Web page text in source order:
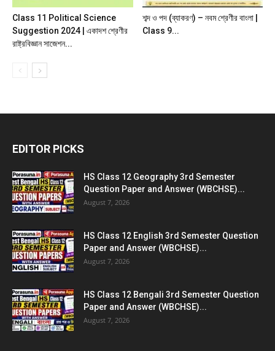
Class 11 Political Science
Suggestion 2024 | একাদশ শ্রেণীর
রাষ্ট্রবিজ্ঞান সাজেশন...
শব্দ ও পদ (ব্যাকরণ) – নবম শ্রেণীর বাংলা |
Class 9...
EDITOR PICKS
HS Class 12 Geography 3rd Semester
Question Paper and Answer (WBCHSE)...
August 7, 2026
HS Class 12 English 3rd Semester Question
Paper and Answer (WBCHSE)...
August 7, 2026
HS Class 12 Bengali 3rd Semester Question
Paper and Answer (WBCHSE)...
August 7, 2026